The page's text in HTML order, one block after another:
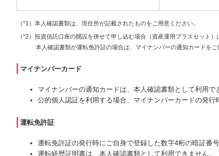
（*1）本人確認書類は、現住所が記載されたものをご用意ください。
（*2）投資信託口座の開設を併せて申し込む場合（資産運用プラスセット
本人確認書類が運転免許証の場合は、マイナンバーの通知カードを
マイナンバーカード
マイナンバーの通知カードは、本人確認書類として利用で
公的個人認証を利用する場合、マイナンバーカードの発
運転免許証
運転免許証の発行時にご自身で登録した数字4桁の暗証番
運転経歴証明書は、本人確認書類として利用できません。